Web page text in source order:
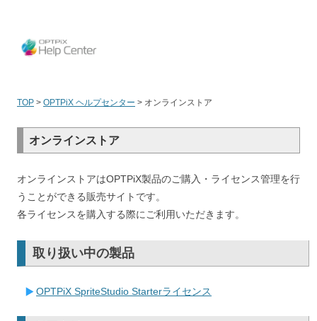
TOP > OPTPiX ヘルプセンター > オンラインストア
オンラインストア
オンラインストアはOPTPiX製品のご購入・ライセンス管理を行
うことができる販売サイトです。
各ライセンスを購入する際にご利用いただきます。
取り扱い中の製品
OPTPiX SpriteStudio Starterライセンス